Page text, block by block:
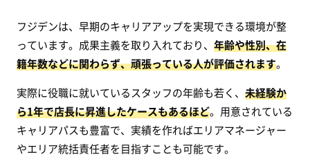
フジデンは、早期のキャリアアップを実現できる環境が整
っています。成果主義を取り入れており、 年齢や性別、在
籍年数などに関わらず、頑張っている人が評価されます。
実際に役職に就いているスタッフの年齢も若く、 未経験か
ら1年で店長に昇進したケースもあるほど。用意されている
キャリアパスも豊富で、実績を作ればエリアマネージャー
やエリア統括責任者を目指すことも可能です。